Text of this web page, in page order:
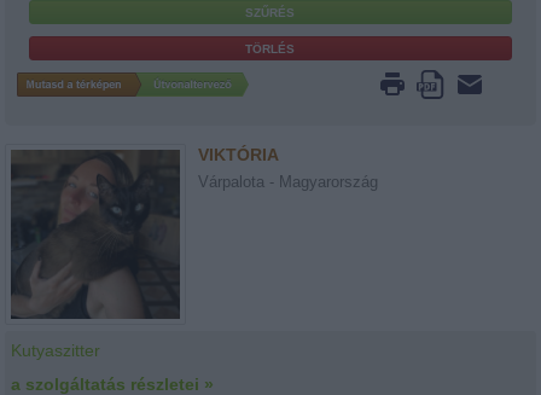
VIKTÓRIA
Várpalota - Magyarország
Kutyaszitter
a szolgáltatás részletei »